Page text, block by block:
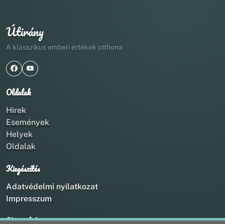
Útirány
A klasszikus emberi értékek otthona
Oldalak
Hírek
Események
Helyek
Oldalak
Kiegészítés
Adatvédelmi nyilatkozat
Impresszum
Kapcsolat